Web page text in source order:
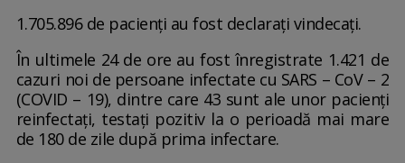
1.705.896 de pacienți au fost declarați vindecați.
În ultimele 24 de ore au fost înregistrate 1.421 de
cazuri noi de persoane infectate cu SARS – CoV – 2
(COVID – 19), dintre care 43 sunt ale unor pacienți
reinfectați, testați pozitiv la o perioadă mai mare
de 180 de zile după prima infectare.